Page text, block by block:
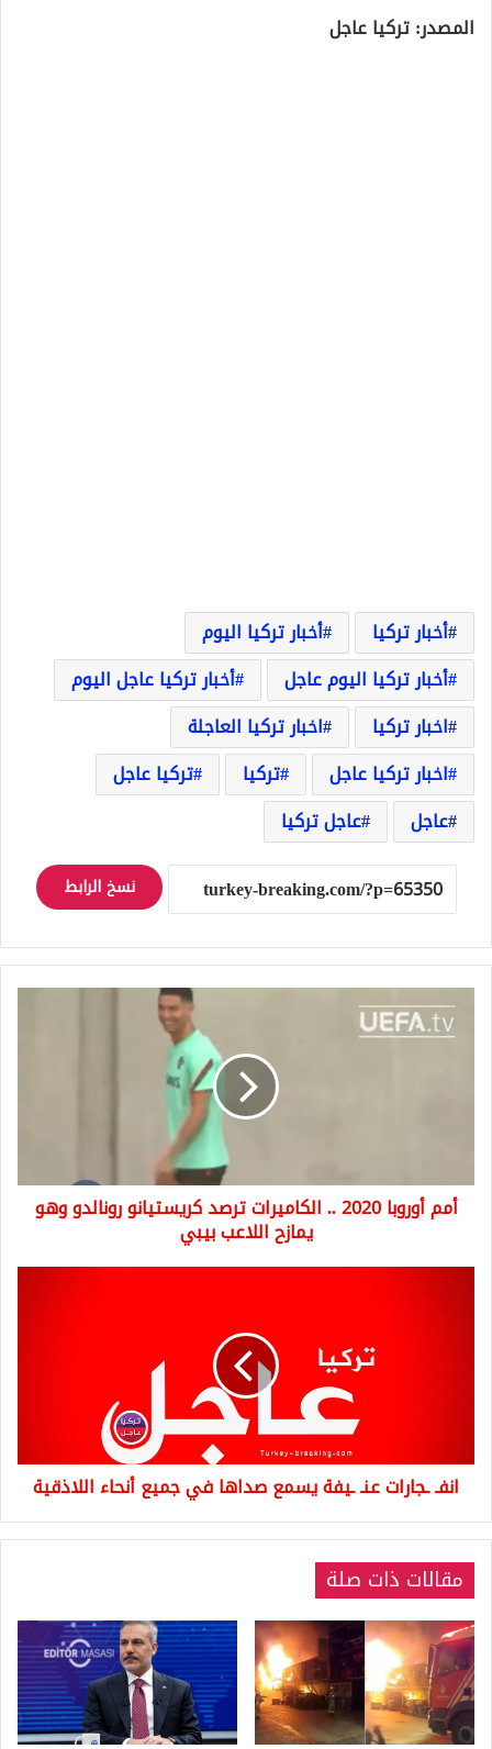
المصدر: تركيا عاجل
أخبار تركيا
أخبار تركيا اليوم
أخبار تركيا اليوم عاجل
أخبار تركيا عاجل اليوم
اخبار تركيا
اخبار تركيا العاجلة
اخبار تركيا عاجل
تركيا
تركيا عاجل
عاجل
عاجل تركيا
نسخ الرابط
أوروبا
2020
وهو
يمازح
أمم أوروبا 2020 .. الكاميرات ترصد كريستيانو رونالدو وهو
يمازح اللاعب بيبي
أنحاء
اللاذقية
انفـ ـجارات عنـ ـيفة يسمع صداها في جميع أنحاء اللاذقية
مقالات ذات صلة